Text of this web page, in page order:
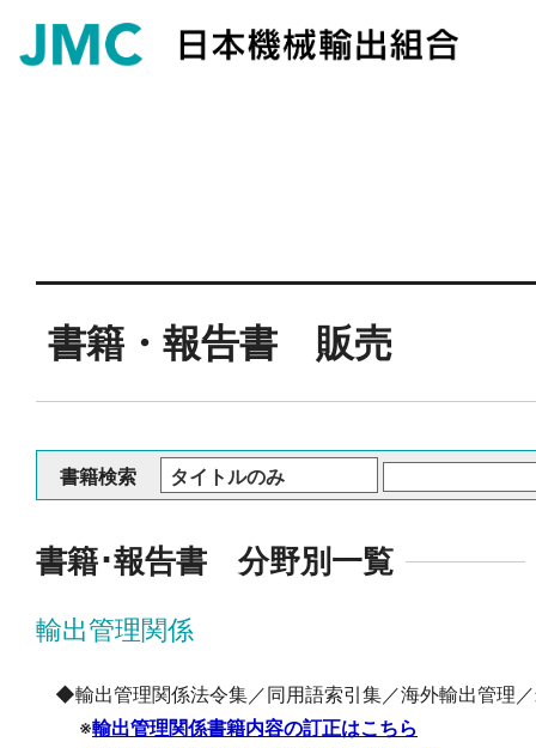
書籍・報告書 販売
書籍検索
書籍･報告書 分野別一覧
輸出管理関係
◆輸出管理関係法令集／同用語索引集／海外輸出管理
※輸出管理関係書籍内容の訂正はこちら